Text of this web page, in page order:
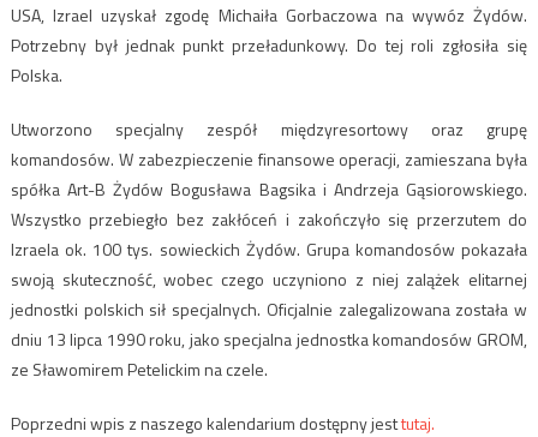
USA, Izrael uzyskał zgodę Michaiła Gorbaczowa na wywóz Żydów.
Potrzebny był jednak punkt przeładunkowy. Do tej roli zgłosiła się
Polska.
Utworzono specjalny zespół międzyresortowy oraz grupę
komandosów. W zabezpieczenie finansowe operacji, zamieszana była
spółka Art-B Żydów Bogusława Bagsika i Andrzeja Gąsiorowskiego.
Wszystko przebiegło bez zakłóceń i zakończyło się przerzutem do
Izraela ok. 100 tys. sowieckich Żydów. Grupa komandosów pokazała
swoją skuteczność, wobec czego uczyniono z niej zalążek elitarnej
jednostki polskich sił specjalnych. Oficjalnie zalegalizowana została w
dniu 13 lipca 1990 roku, jako specjalna jednostka komandosów GROM,
ze Sławomirem Petelickim na czele.
Poprzedni wpis z naszego kalendarium dostępny jesttutaj.